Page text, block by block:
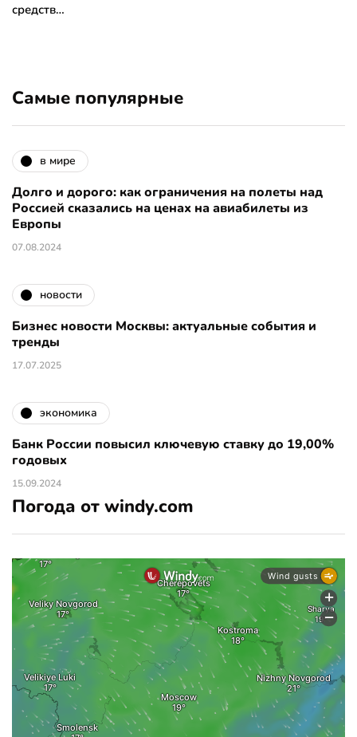
средств…
Самые популярные
в мире
Долго и дорого: как ограничения на полеты над
Россией сказались на ценах на авиабилеты из
Европы
07.08.2024
новости
Бизнес новости Москвы: актуальные события и
тренды
17.07.2025
экономика
Банк России повысил ключевую ставку до 19,00%
годовых
15.09.2024
Погода от windy.com